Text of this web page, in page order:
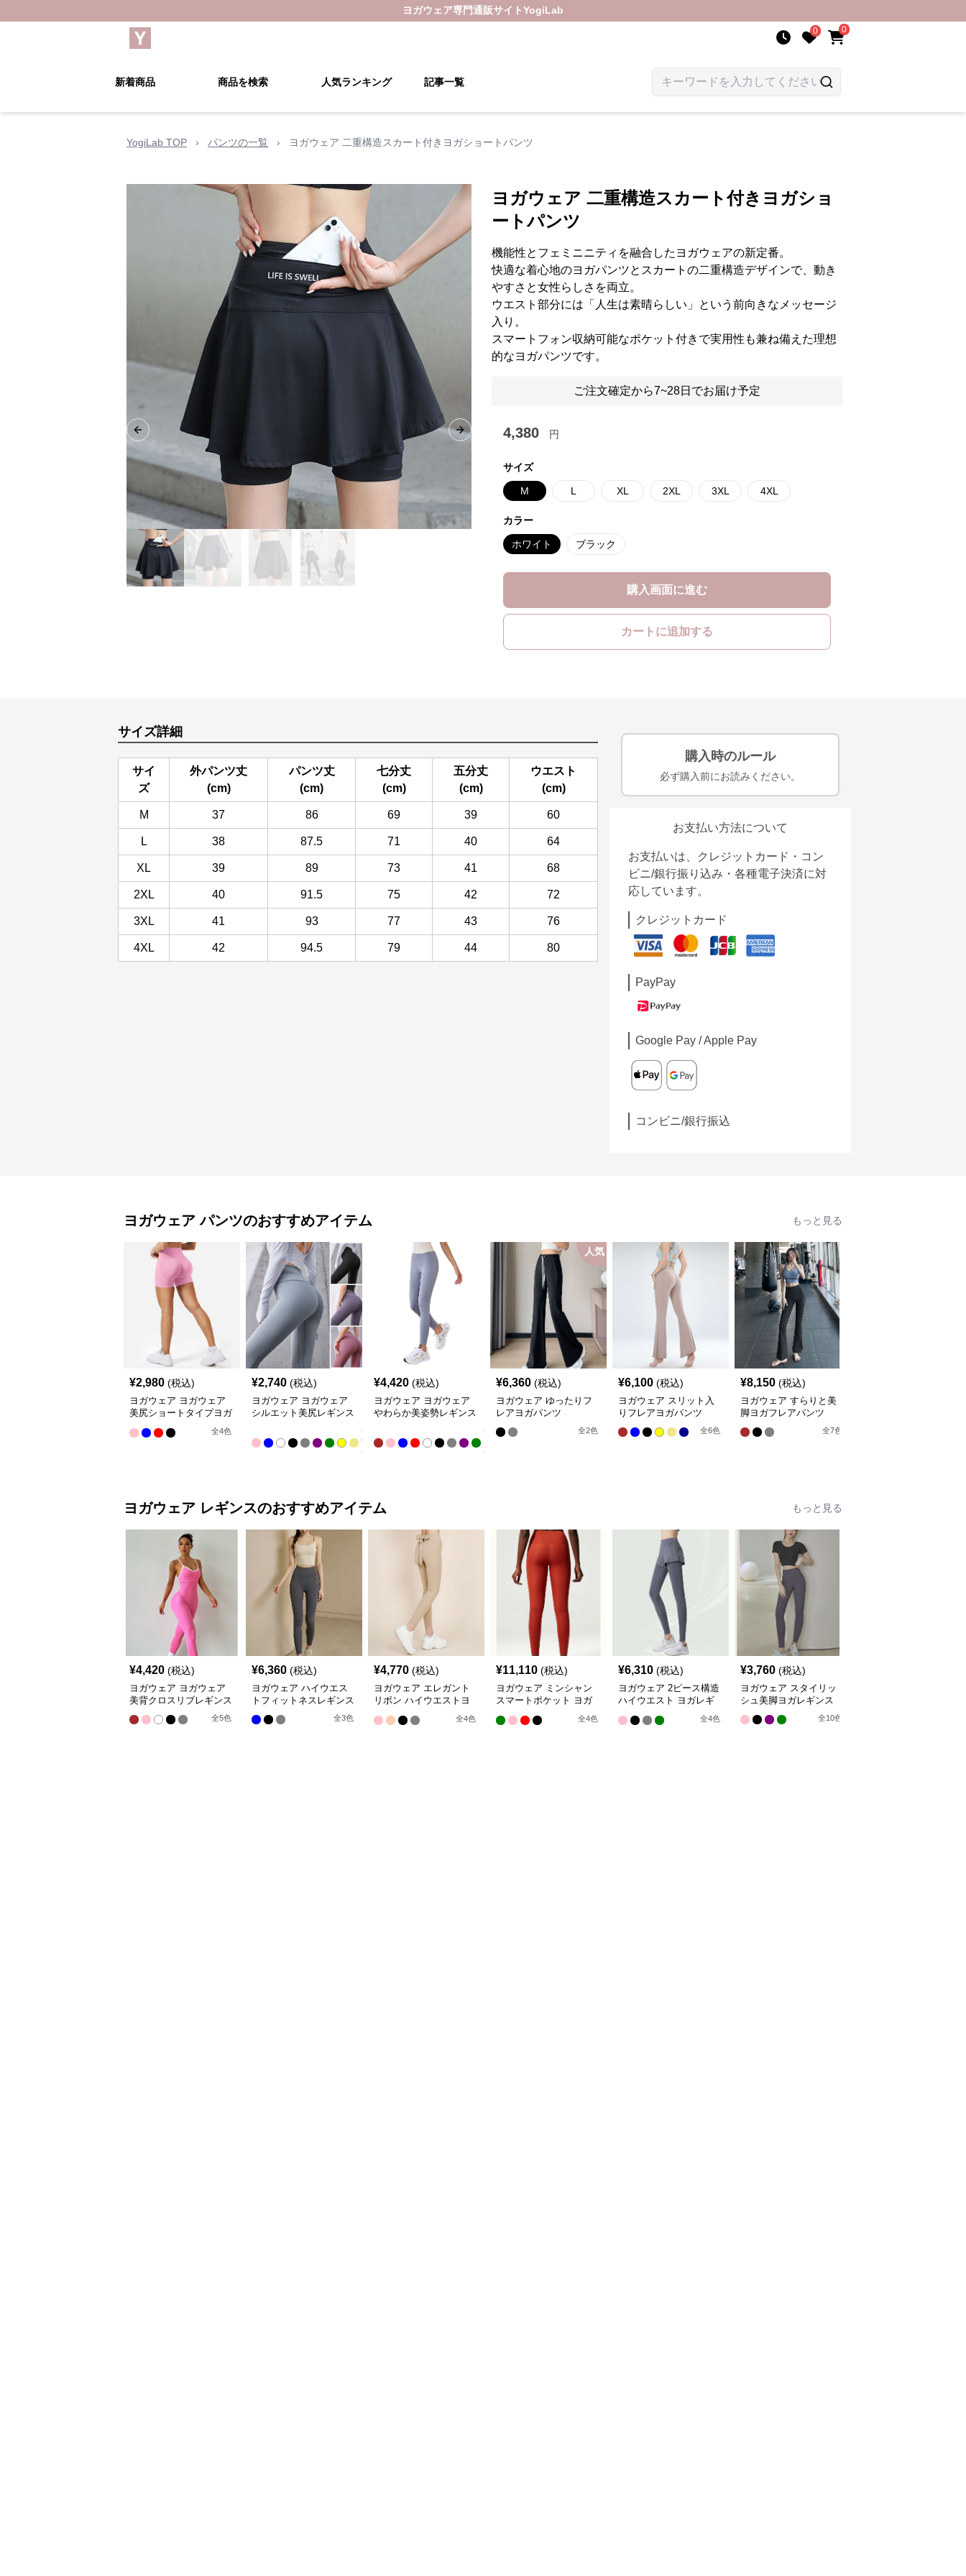
ヨガウェア専門通販サイトYogiLab
0 0
新着商品 商品を検索 人気ランキング 記事一覧
YogiLab TOP › パンツの一覧 › ヨガウェア 二重構造スカート付きヨガショートパンツ
Previous slide Next slide
ヨガウェア 二重構造スカート付きヨガショ
ートパンツ
機能性とフェミニニティを融合したヨガウェアの新定番。
快適な着心地のヨガパンツとスカートの二重構造デザインで、動き
やすさと女性らしさを両立。
ウエスト部分には「人生は素晴らしい」という前向きなメッセージ
入り。
スマートフォン収納可能なポケット付きで実用性も兼ね備えた理想
的なヨガパンツです。
ご注文確定から7~28日でお届け予定
4,380 円
サイズ
M L XL 2XL 3XL 4XL
カラー
ホワイト ブラック
購入画面に進む
カートに追加する
サイズ詳細
サイ
ズ
外パンツ丈
(cm)
パンツ丈
(cm)
七分丈
(cm)
五分丈
(cm)
ウエスト
(cm)
M 37 86 69 39 60
L 38 87.5 71 40 64
XL 39 89 73 41 68
2XL 40 91.5 75 42 72
3XL 41 93 77 43 76
4XL 42 94.5 79 44 80
購入時のルール
必ず購入前にお読みください。
お支払い方法について
お支払いは、クレジットカード・コン
ビニ/銀行振り込み・各種電子決済に対
応しています。
クレジットカード
PayPay
Google Pay / Apple Pay
コンビニ/銀行振込
ヨガウェア パンツのおすすめアイテム もっと見る
¥2,980 (税込)
ヨガウェア ヨガウェア
美尻ショートタイプヨガ
全4色
¥2,740 (税込)
ヨガウェア ヨガウェア
シルエット美尻レギンス
全
9
色
¥4,420 (税込)
ヨガウェア ヨガウェア
やわらか美姿勢レギンス
全
色
人気
¥6,360 (税込)
ヨガウェア ゆったりフ
レアヨガパンツ
全2色
¥6,100 (税込)
ヨガウェア スリット入
りフレアヨガパンツ
全6色
¥8,150 (税込)
ヨガウェア すらりと美
脚ヨガフレアパンツ
全7色
ヨガウェア レギンスのおすすめアイテム もっと見る
¥4,420 (税込)
ヨガウェア ヨガウェア
美背クロスリブレギンス
全5色
¥6,360 (税込)
ヨガウェア ハイウエス
トフィットネスレギンス
全3色
¥4,770 (税込)
ヨガウェア エレガント
リボン ハイウエストヨ
全4色
¥11,110 (税込)
ヨガウェア ミンシャン
スマートポケット ヨガ
全4色
¥6,310 (税込)
ヨガウェア 2ピース構造
ハイウエスト ヨガレギ
全4色
¥3,760 (税込)
ヨガウェア スタイリッ
シュ美脚ヨガレギンス
全10色